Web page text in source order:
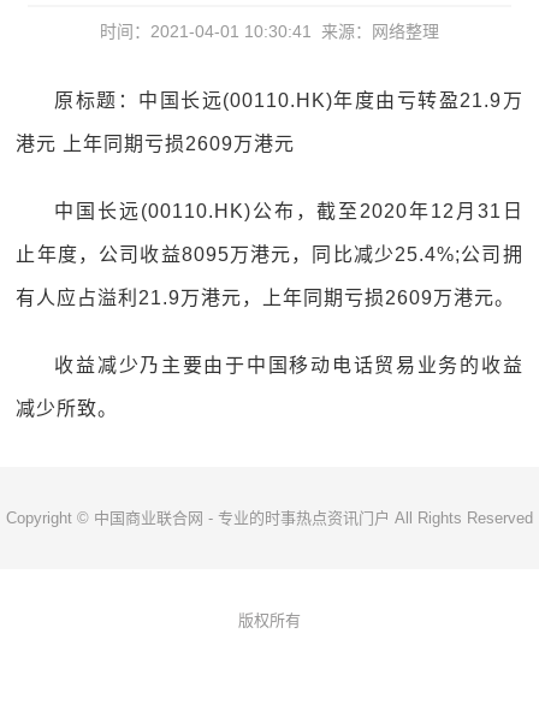
时间：2021-04-01 10:30:41 来源：网络整理
原标题：中国长远(00110.HK)年度由亏转盈21.9万
港元 上年同期亏损2609万港元
中国长远(00110.HK)公布，截至2020年12月31日
止年度，公司收益8095万港元，同比减少25.4%;公司拥
有人应占溢利21.9万港元，上年同期亏损2609万港元。
收益减少乃主要由于中国移动电话贸易业务的收益
减少所致。
Copyright © 中国商业联合网 - 专业的时事热点资讯门户 All Rights Reserved
版权所有